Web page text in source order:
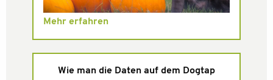
Mehr erfahren
Wie man die Daten auf dem Dogtap